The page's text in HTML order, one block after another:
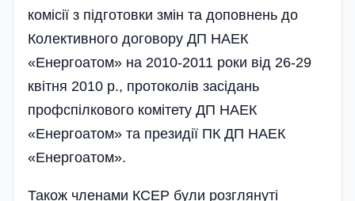
комісії з підготовки змін та доповнень до
Колективного договору ДП НАЕК
«Енергоатом» на 2010-2011 роки від 26-29
квітня 2010 р., протоколів засідань
профспілкового комітету ДП НАЕК
«Енергоатом» та президії ПК ДП НАЕК
«Енергоатом».
Також членами КСЕР були розглянуті